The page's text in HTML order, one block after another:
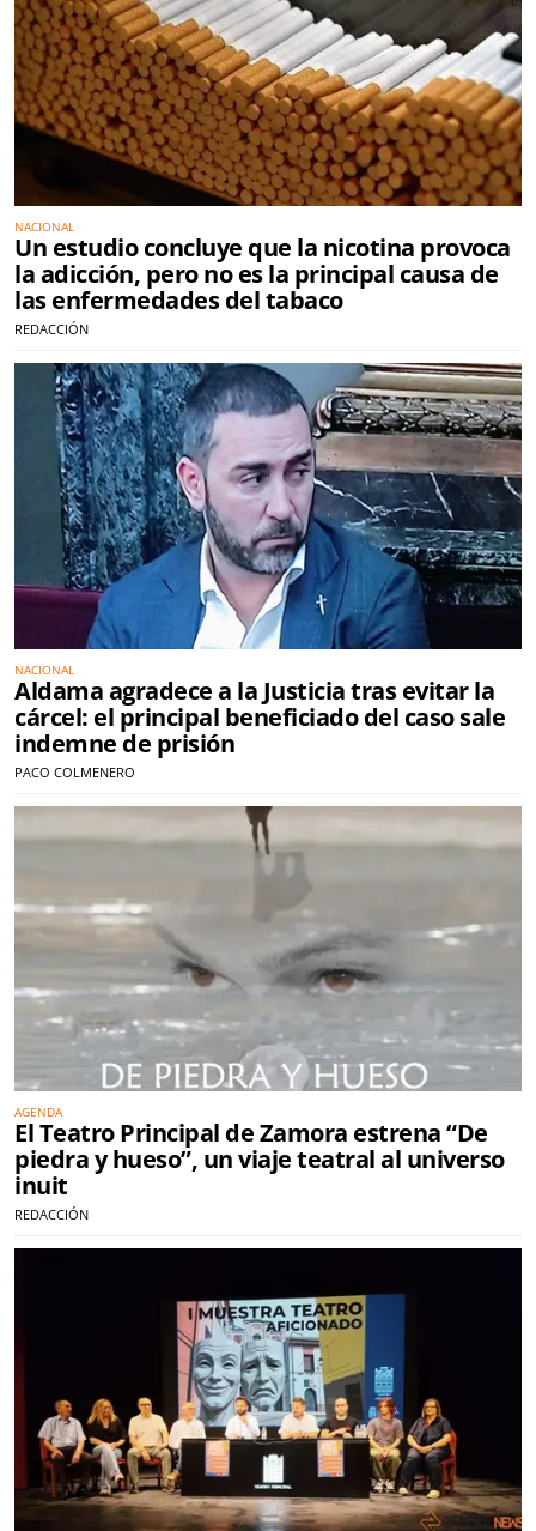
NACIONAL
Un estudio concluye que la nicotina provoca
la adicción, pero no es la principal causa de
las enfermedades del tabaco
REDACCIÓN
NACIONAL
Aldama agradece a la Justicia tras evitar la
cárcel: el principal beneficiado del caso sale
indemne de prisión
PACO COLMENERO
AGENDA
El Teatro Principal de Zamora estrena “De
piedra y hueso”, un viaje teatral al universo
inuit
REDACCIÓN